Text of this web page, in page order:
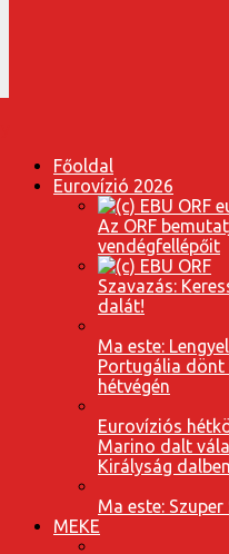
Főoldal
Eurovízió 2026
Az ORF
vendégfellépőit
Szavazás:
dalát!
Ma este:
Portugália
hétvégén
Eurovíziós
Marino dalt
Királyság
Ma este:
MEKE